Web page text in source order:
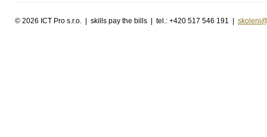
© 2026 ICT Pro s.r.o. | skills pay the bills | tel.: +420 517 546 191 |